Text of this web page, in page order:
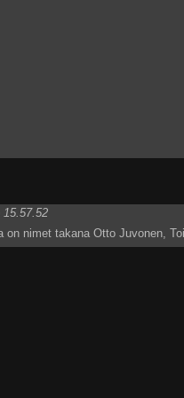
15.57.52
nimet takana Otto Juvonen,